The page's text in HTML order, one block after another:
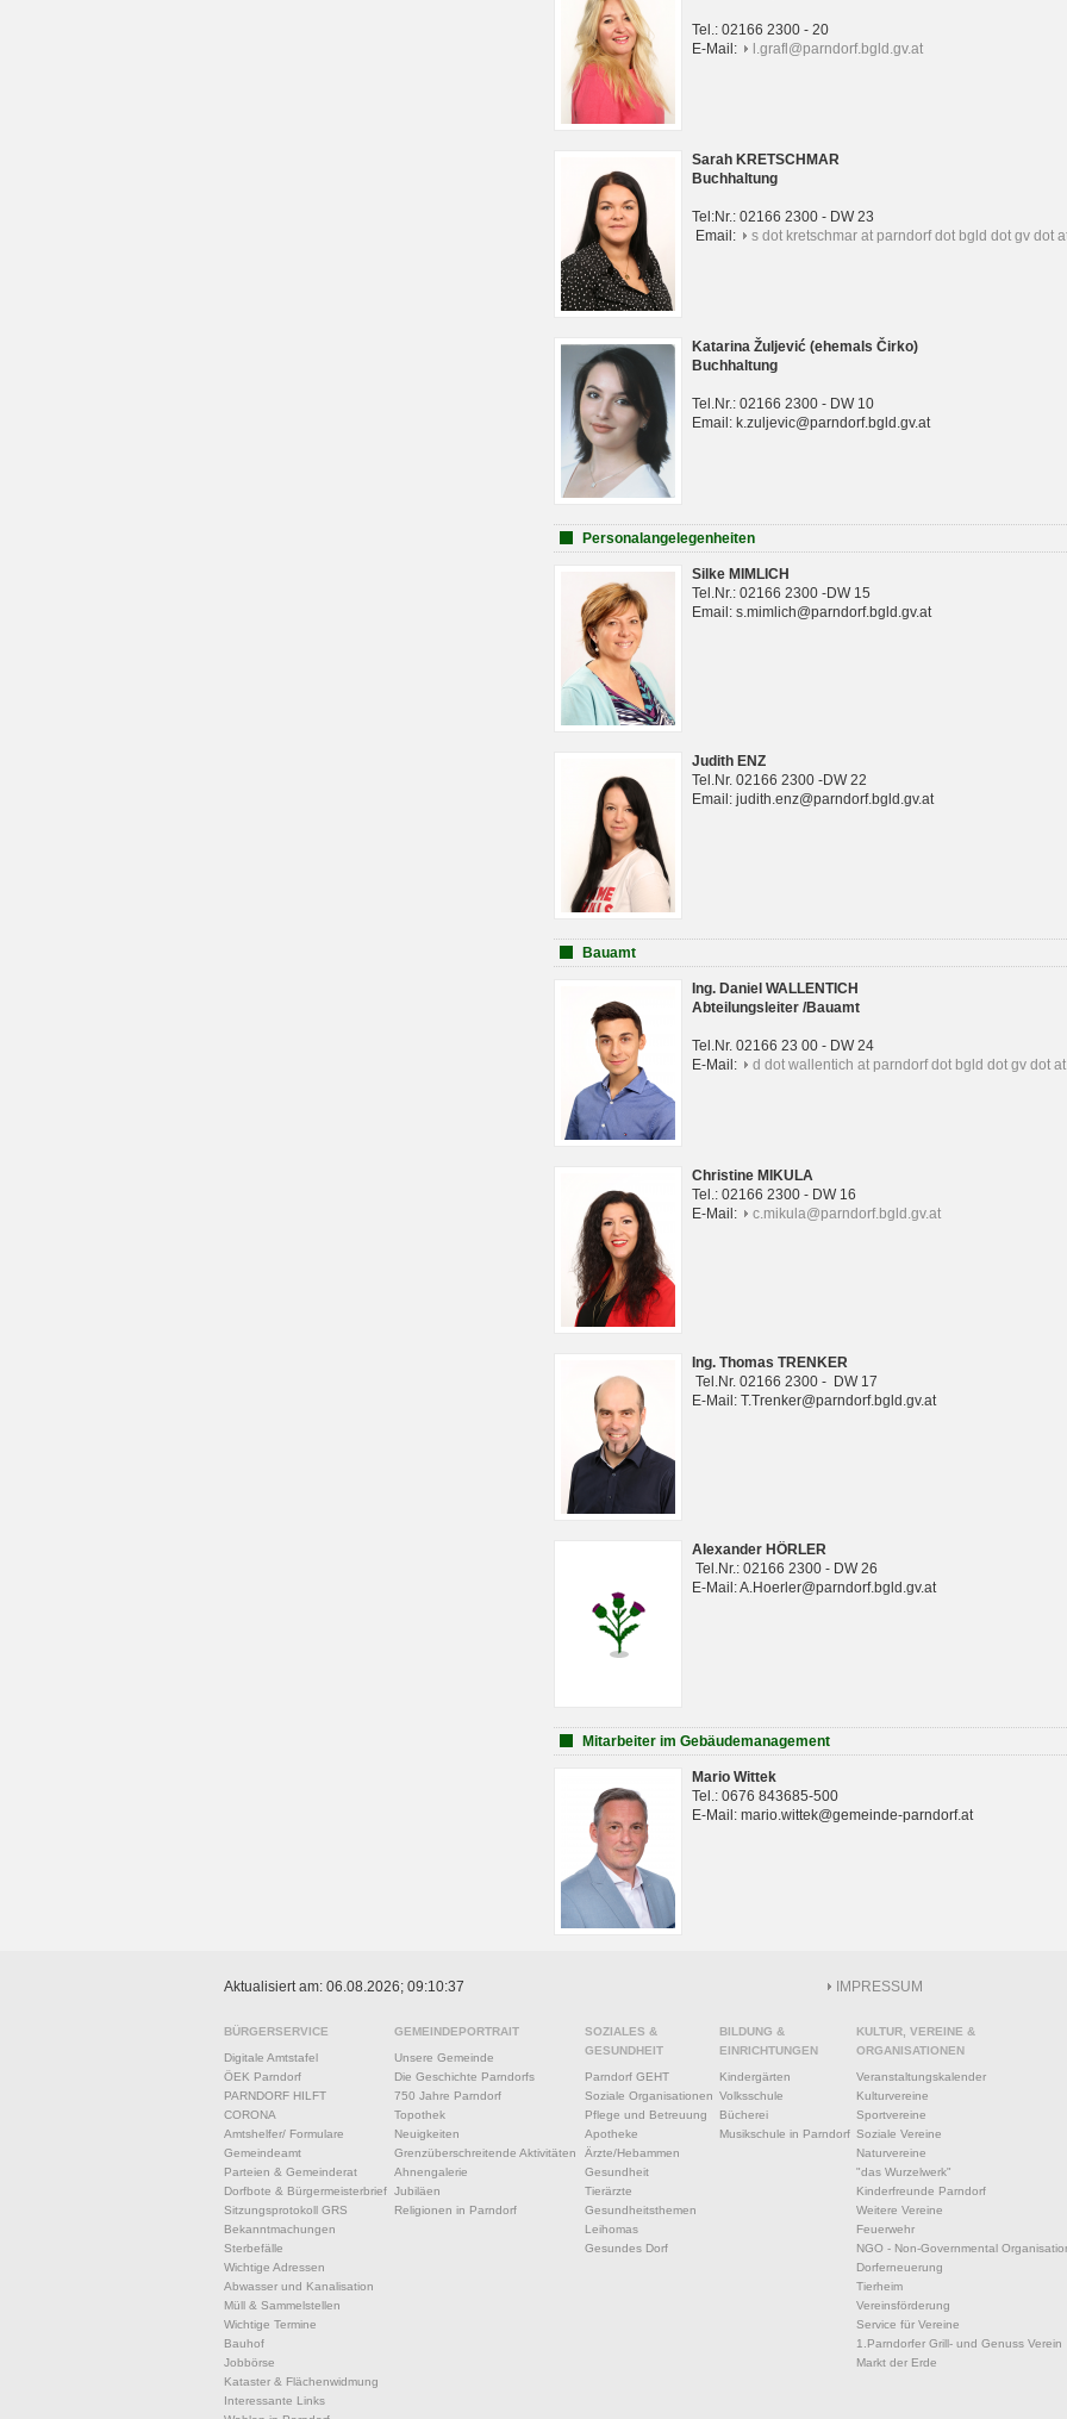
Tel.: 02166 2300 - 20
E-Mail:
l.grafl@parndorf.bgld.gv.at
Sarah KRETSCHMAR
Buchhaltung
Tel:Nr.: 02166 2300 - DW 23
Email:
s dot kretschmar at parndorf dot bgld dot gv dot
Katarina Žuljević (ehemals Čirko)
Buchhaltung
Tel.Nr.: 02166 2300 - DW 10
Email: k.zuljevic@parndorf.bgld.gv.at
Personalangelegenheiten
Silke MIMLICH
Tel.Nr.: 02166 2300 -DW 15
Email: s.mimlich@parndorf.bgld.gv.at
Judith ENZ
Tel.Nr. 02166 2300 -DW 22
Email: judith.enz@parndorf.bgld.gv.at
Bauamt
Ing. Daniel WALLENTICH
Abteilungsleiter /Bauamt
Tel.Nr. 02166 23 00 - DW 24
E-Mail:
d dot wallentich at parndorf dot bgld dot gv dot at
Christine MIKULA
Tel.: 02166 2300 - DW 16
E-Mail:
c.mikula@parndorf.bgld.gv.at
Ing. Thomas TRENKER
Tel.Nr. 02166 2300 - DW 17
E-Mail: T.Trenker@parndorf.bgld.gv.at
Alexander HÖRLER
Tel.Nr.: 02166 2300 - DW 26
E-Mail: A.Hoerler@parndorf.bgld.gv.at
Mitarbeiter im Gebäudemanagement
Mario Wittek
Tel.: 0676 843685-500
E-Mail: mario.wittek@gemeinde-parndorf.at
Aktualisiert am: 06.08.2026; 09:10:37 IMPRESSUM
BÜRGERSERVICE
Digitale Amtstafel
ÖEK Parndorf
PARNDORF HILFT
CORONA
Amtshelfer/ Formulare
Gemeindeamt
Parteien & Gemeinderat
Dorfbote & Bürgermeisterbrief
Sitzungsprotokoll GRS
Bekanntmachungen
Sterbefälle
Wichtige Adressen
Abwasser und Kanalisation
Müll & Sammelstellen
Wichtige Termine
Bauhof
Jobbörse
Kataster & Flächenwidmung
Interessante Links
GEMEINDEPORTRAIT
Unsere Gemeinde
Die Geschichte Parndorfs
750 Jahre Parndorf
Topothek
Neuigkeiten
Grenzüberschreitende Aktivitäten
Ahnengalerie
Jubiläen
Religionen in Parndorf
SOZIALES &
GESUNDHEIT
Parndorf GEHT
Soziale Organisationen
Pflege und Betreuung
Apotheke
Ärzte/Hebammen
Gesundheit
Tierärzte
Gesundheitsthemen
Leihomas
Gesundes Dorf
BILDUNG &
EINRICHTUNGEN
Kindergärten
Volksschule
Bücherei
Musikschule in Parndorf
KULTUR, VEREINE &
ORGANISATIONEN
Veranstaltungskalender
Kulturvereine
Sportvereine
Soziale Vereine
Naturvereine
"das Wurzelwerk"
Kinderfreunde Parndorf
Weitere Vereine
Feuerwehr
NGO - Non-Governmental
Dorferneuerung
Tierheim
Vereinsförderung
Service für Vereine
1.Parndorfer Grill- und Genuss Verein
Markt der Erde